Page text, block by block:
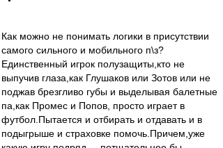
Как можно не понимать логики в присутствии
самого сильного и мобильного п\з?
Единственный игрок полузащиты,кто не
выпучив глаза,как Глушаков или Зотов или не
поджав брезгливо губы и выделывая балетные
па,как Промес и Попов, просто играет в
футбол.Пытается и отбирать и отдавать и в
подыгрыше и страховке помочь.Причем,уже